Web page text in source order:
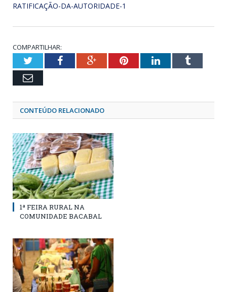
RATIFICAÇÃO-DA-AUTORIDADE-1
COMPARTILHAR:
TwitterFacebookGoogle+PinterestLinkedInTumblr
Email
CONTEÚDO RELACIONADO
1ª FEIRA RURAL NA
COMUNIDADE BACABAL